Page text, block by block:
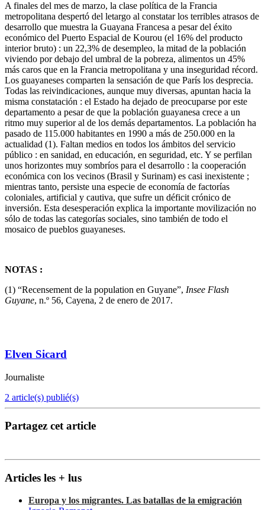
A finales del mes de marzo, la clase política de la Francia
metropolitana despertó del letargo al constatar los terribles atrasos de
desarrollo que muestra la Guayana Francesa a pesar del éxito
económico del Puerto Espacial de Kourou (el 16% del producto
interior bruto) : un 22,3% de desempleo, la mitad de la población
viviendo por debajo del umbral de la pobreza, alimentos un 45%
más caros que en la Francia metropolitana y una inseguridad récord.
Los guayaneses comparten la sensación de que París los desprecia.
Todas las reivindicaciones, aunque muy diversas, apuntan hacia la
misma constatación : el Estado ha dejado de preocuparse por este
departamento a pesar de que la población guayanesa crece a un
ritmo muy superior al de los demás departamentos. La población ha
pasado de 115.000 habitantes en 1990 a más de 250.000 en la
actualidad (1). Faltan medios en todos los ámbitos del servicio
público : en sanidad, en educación, en seguridad, etc. Y se perfilan
unos horizontes muy sombríos para el desarrollo : la cooperación
económica con los vecinos (Brasil y Surinam) es casi inexistente ;
mientras tanto, persiste una especie de economía de factorías
coloniales, artificial y cautiva, que sufre un déficit crónico de
inversión. Esta desesperación explica la importante movilización no
sólo de todas las categorías sociales, sino también de todo el
mosaico de pueblos guayaneses.
NOTAS :
(1) “Recensement de la population en Guyane”, Insee Flash
Guyane, n.º 56, Cayena, 2 de enero de 2017.
Elven Sicard
Journaliste
2 article(s) publié(s)
Partagez cet article
Articles les + lus
Europa y los migrantes. Las batallas de la emigración